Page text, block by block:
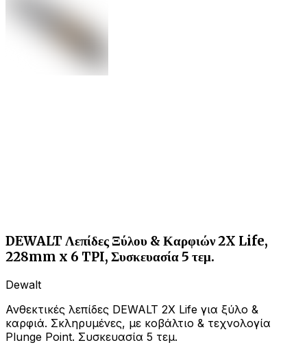
DEWALT Λεπίδες Ξύλου & Καρφιών 2X Life,
228mm x 6 TPI, Συσκευασία 5 τεμ.
Dewalt
Ανθεκτικές λεπίδες DEWALT 2X Life για ξύλο &
καρφιά. Σκληρυμένες, με κοβάλτιο & τεχνολογία
Plunge Point. Συσκευασία 5 τεμ.